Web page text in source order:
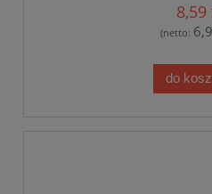
8,59
(netto:
do